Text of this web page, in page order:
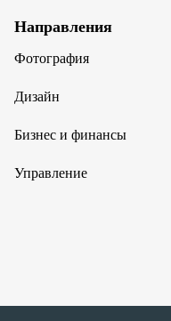
Направления
Фотография
Дизайн
Бизнес и финансы
Управление